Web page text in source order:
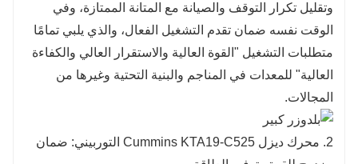
وتقليل تكرار التوقف والصيانة مع المتانة الممتازة، وفي
الوقت نفسه ضمان تقدم التشغيل الفعال، والذي يلبي تمامًا
متطلبات التشغيل "القوة العالية والاستقرار العالي والكفاءة
العالية" للمعدات في المناجم والبنية التحتية وغيرها من
المجالات.
2. محرك ديزل Cummins KTA19-C525 التوربيني: ضمان